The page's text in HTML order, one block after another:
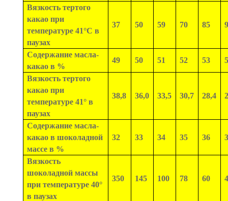
Вязкость тертого
какао при
температуре 41°С в
паузах
37 50 59 70 85
Содержание масла-
какао в %
49 50 51 52 53
Вязкость тертого
какао при
температуре 41° в
паузах
38,8 36,0 33,5 30,7 28,4
Содержание масла-
какао в шоколадной
массе в %
32 33 34 35 36
Вязкость
шоколадной массы
при температуре 40°
в паузах
350 145 100 78 60